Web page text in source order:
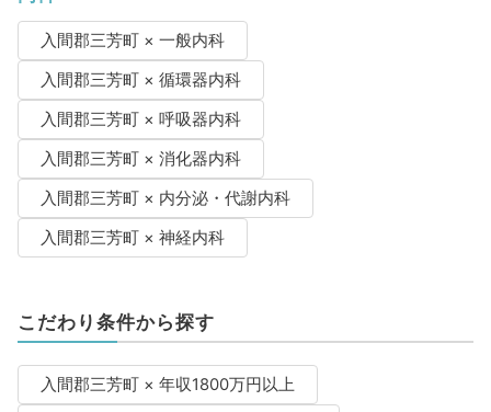
入間郡三芳町 × 一般内科
入間郡三芳町 × 循環器内科
入間郡三芳町 × 呼吸器内科
入間郡三芳町 × 消化器内科
入間郡三芳町 × 内分泌・代謝内科
入間郡三芳町 × 神経内科
こだわり条件から探す
入間郡三芳町 × 年収1800万円以上